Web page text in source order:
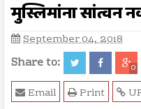
मुस्लिमांना सांत्वन
September 04, 2018
Share to: 0
Print
Email